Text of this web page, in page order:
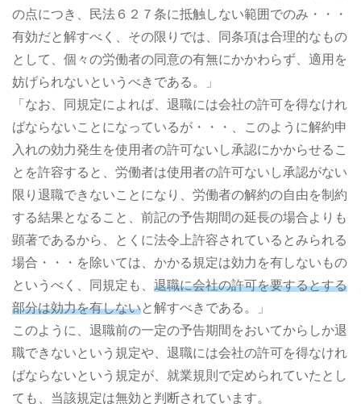
の点につき、民法６２７条に抵触しない範囲でのみ・・・
有効だと解すべく、その限りでは、同条項は合理的なもの
として、個々の労働者の同意の有無にかかわらず、適用を
妨げられないというべきである。」
「なお、同規定によれば、退職には会社の許可を得なけれ
ばならないことになっているが・・・、このように解約申
入れの効力発生を使用者の許可ないし承認にかからせるこ
とを許容すると、労働者は使用者の許可ないし承認がない
限り退職できないことになり、労働者の解約の自由を制約
する結果となること、前記の予告期間の延長の場合よりも
顕著であるから、とくに法令上許容されているとみられる
場合・・・を除いては、かかる規定は効力を有しないもの
というべく、同規定も、 退職に会社の許可を要するとする
部分は効力を有しないと解すべきである。」
このように、退職前の一定の予告期間をおいてからしか退
職できないという規定や、退職には会社の許可を得なけれ
ばならないという規定が、就業規則で定められていたとし
ても、当該規定は無効と判断されています。